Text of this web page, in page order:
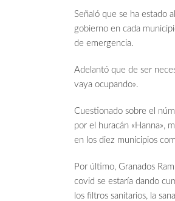
Señaló que se ha estado
gobierno en cada
de emergencia.
Adelantó que de ser
vaya ocupando».
Cuestionado sobre el
por el huracán «Hanna»,
en los diez municipios
Por último, Granados
covid se estaría dando
los filtros sanitarios, la